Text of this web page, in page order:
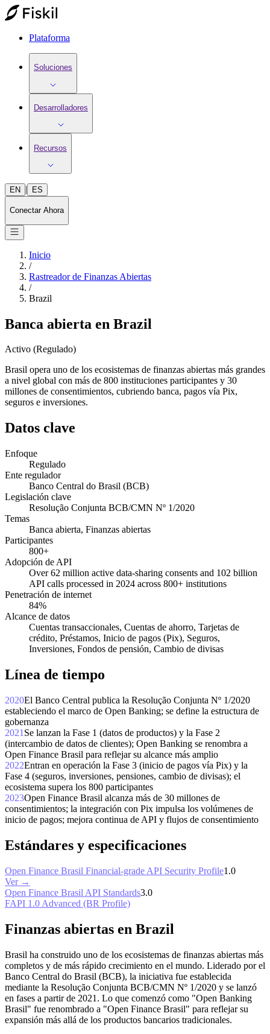
Plataforma
Soluciones
Desarrolladores
Recursos
EN | ES
Conectar Ahora
Inicio
/
Rastreador de Finanzas Abiertas
/
Brazil
Banca abierta en Brazil
Activo (Regulado)
Brasil opera uno de los ecosistemas de finanzas abiertas más grandes
a nivel global con más de 800 instituciones participantes y 30
millones de consentimientos, cubriendo banca, pagos vía Pix,
seguros e inversiones.
Datos clave
Enfoque
Regulado
Ente regulador
Banco Central do Brasil (BCB)
Legislación clave
Resolução Conjunta BCB/CMN Nº 1/2020
Temas
Banca abierta, Finanzas abiertas
Participantes
800+
Adopción de API
Over 62 million active data-sharing consents and 102 billion
API calls processed in 2024 across 800+ institutions
Penetración de internet
84%
Alcance de datos
Cuentas transaccionales, Cuentas de ahorro, Tarjetas de
crédito, Préstamos, Inicio de pagos (Pix), Seguros,
Inversiones, Fondos de pensión, Cambio de divisas
Línea de tiempo
2020El Banco Central publica la Resolução Conjunta Nº 1/2020
estableciendo el marco de Open Banking; se define la estructura de
gobernanza
2021 Se lanzan la Fase 1 (datos de productos) y la Fase 2
(intercambio de datos de clientes); Open Banking se renombra a
Open Finance Brasil para reflejar su alcance más amplio
2022Entran en operación la Fase 3 (inicio de pagos vía Pix) y la
Fase 4 (seguros, inversiones, pensiones, cambio de divisas); el
ecosistema supera los 800 participantes
2023Open Finance Brasil alcanza más de 30 millones de
consentimientos; la integración con Pix impulsa los volúmenes de
inicio de pagos; mejora continua de API y flujos de consentimiento
Estándares y especificaciones
Open Finance Brasil Financial-grade API Security Profile1.0
Ver →
Open Finance Brasil API Standards3.0
FAPI 1.0 Advanced (BR Profile)
Finanzas abiertas en Brazil
Brasil ha construido uno de los ecosistemas de finanzas abiertas más
completos y de más rápido crecimiento en el mundo. Liderado por el
Banco Central do Brasil (BCB), la iniciativa fue establecida
mediante la Resolução Conjunta BCB/CMN Nº 1/2020 y se lanzó
en fases a partir de 2021. Lo que comenzó como "Open Banking
Brasil" fue renombrado a "Open Finance Brasil" para reflejar su
expansión más allá de los productos bancarios tradicionales.